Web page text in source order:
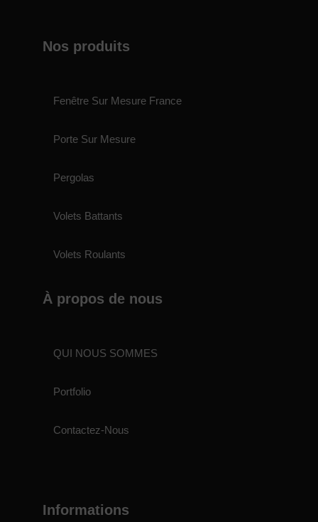
Nos produits
Fenêtre Sur Mesure France
Porte Sur Mesure
Pergolas
Volets Battants
Volets Roulants
À propos de nous
QUI NOUS SOMMES
Portfolio
Contactez-Nous
Informations